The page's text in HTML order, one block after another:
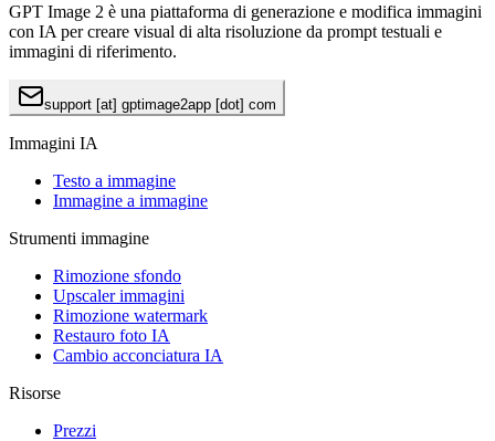
GPT Image 2 è una piattaforma di generazione e modifica immagini
con IA per creare visual di alta risoluzione da prompt testuali e
immagini di riferimento.
support [at] gptimage2app [dot] com
Immagini IA
Testo a immagine
Immagine a immagine
Strumenti immagine
Rimozione sfondo
Upscaler immagini
Rimozione watermark
Restauro foto IA
Cambio acconciatura IA
Risorse
Prezzi